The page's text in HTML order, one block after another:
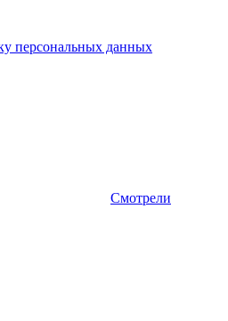
персональных данных
Смотрели